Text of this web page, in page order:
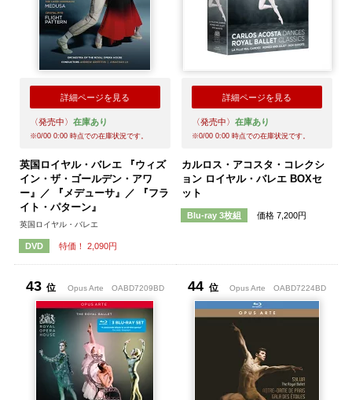
詳細ページを見る
〈発売中〉 在庫あり
※0/00 0:00時点での在庫状況です。
英国ロイヤル・バレエ 『ウィズ
イン・ザ・ゴールデン・アワ
ー』／ 『メデューサ』／ 『フラ
イト・パターン』
英国ロイヤル・バレエ
DVD 特価！ 2,090円
詳細ページを見る
〈発売中〉 在庫あり
※0/00 0:00時点での在庫状況です。
カルロス・アコスタ・コレクシ
ョン ロイヤル・バレエ BOXセ
ット
Blu-ray 3枚組 価格 7,200円
43 位 Opus Arte OABD7209BD 44 位 Opus Arte OABD7224BD